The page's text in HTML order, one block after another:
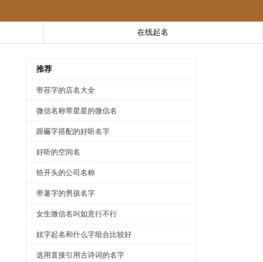
在线起名
推荐
带荏字的店名大全
微信名称带星星的微信名
跟礹字搭配的好听名字
好听的空间名
锆开头的公司名称
带薯字的男孩名字
女生微信名叫如意行不行
妶字起名和什么字组合比较好
选用直接引用古诗词的名字